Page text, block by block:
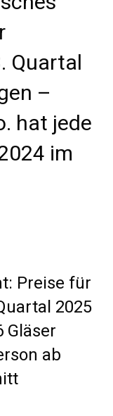
Quartal
–
hat jede
im
Preise für
2025
Gläser
ab